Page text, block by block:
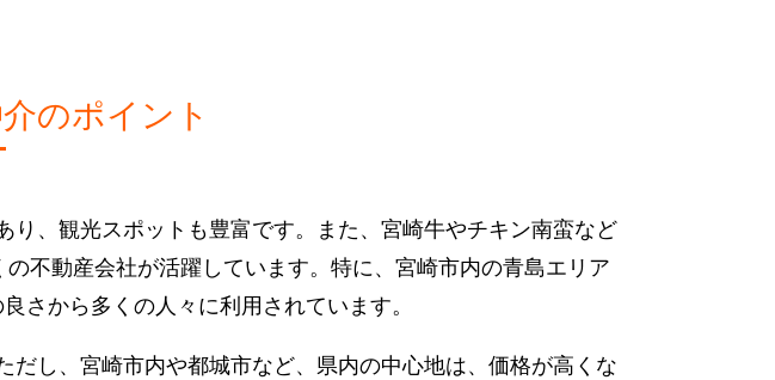
のポイント
、観光スポットも豊富です。また、宮崎牛やチキン南蛮など
不動産会社が活躍しています。特に、宮崎市内の青島エリア
さから多くの人々に利用されています。
し、宮崎市内や都城市など、県内の中心地は、価格が高くな